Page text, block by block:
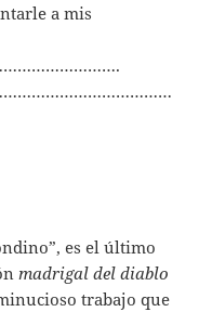
a mis
es el último
madrigal del diablo
trabajo que